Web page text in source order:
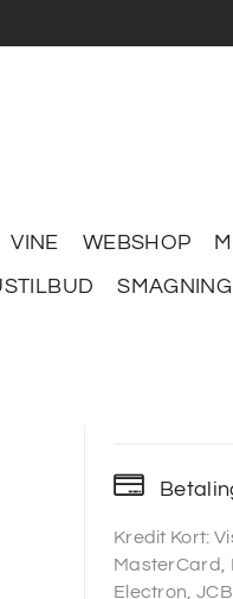
VINE WEBSHOP
Kredit Kort:
MasterCard,
Electron, JCB.